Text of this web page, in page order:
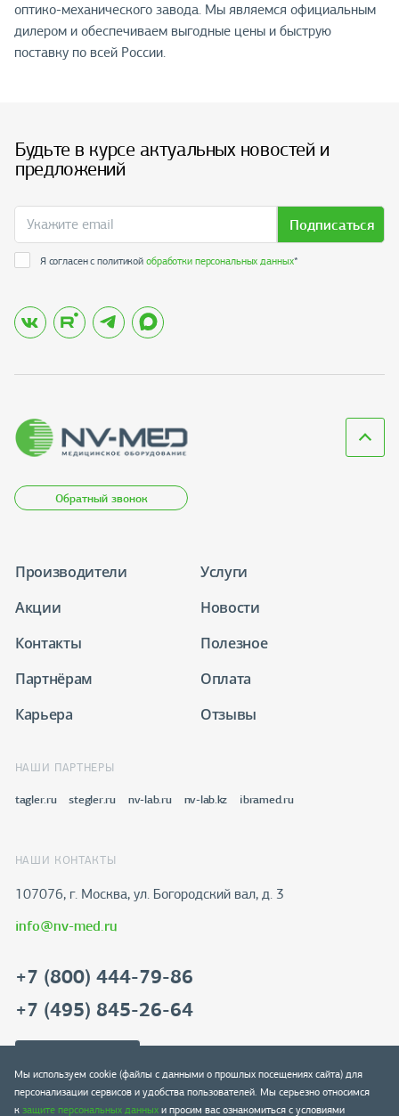
оптико-механического завода. Мы являемся официальным
дилером и обеспечиваем выгодные цены и быструю
поставку по всей России.
Будьте в курсе актуальных новостей и
предложений
Подписаться
Я согласен с политикойобработки персональных данных*
Обратный звонок
Производители
Услуги
Акции
Новости
Контакты
Полезное
Партнёрам
Оплата
Карьера
Отзывы
НАШИ ПАРТНЕРЫ
tagler.ru stegler.ru nv-lab.ru nv-lab.kz ibramed.ru
НАШИ КОНТАКТЫ
107076, г. Москва, ул. Богородский вал, д. 3
info@nv-med.ru
+7 (800) 444-79-86
+7 (495) 845-26-64
Мы используем cookie (файлы с данными о прошлых посещениях сайта) для
персонализации сервисов и удобства пользователей. Мы серьезно относимся
кзащите персональных данныхи просим вас ознакомиться с условиями